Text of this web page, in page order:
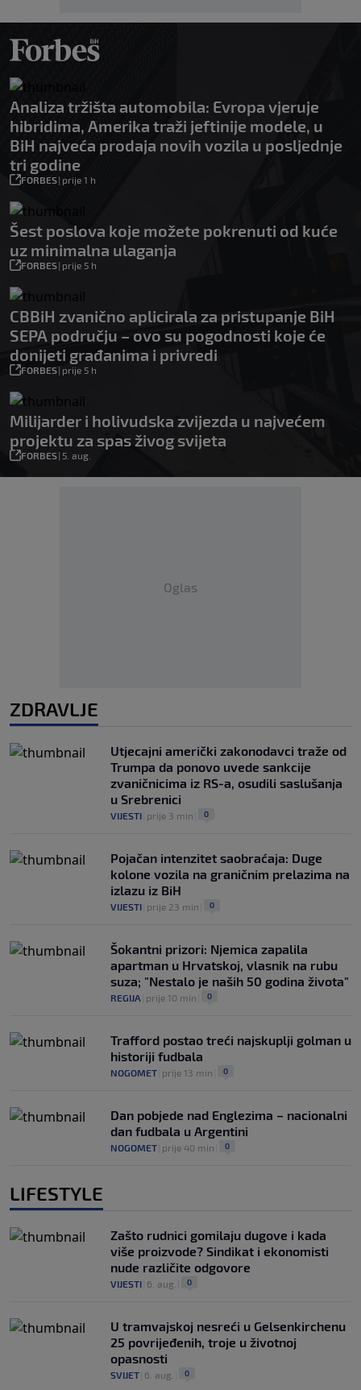
Analiza tržišta automobila: Evropa vjeruje
hibridima, Amerika traži jeftinije modele, u
BiH najveća prodaja novih vozila u posljednje
tri godine
FORBES| prije 1 h
Šest poslova koje možete pokrenuti od kuće
uz minimalna ulaganja
FORBES| prije 5 h
CBBiH zvanično aplicirala za pristupanje BiH
SEPA području – ovo su pogodnosti koje će
donijeti građanima i privredi
FORBES| prije 5 h
Milijarder i holivudska zvijezda u najvećem
projektu za spas živog svijeta
FORBES| 5. aug.
Oglas
ZDRAVLJE
Utjecajni američki zakonodavci traže od
Trumpa da ponovo uvede sankcije
zvaničnicima iz RS-a, osudili saslušanja
u Srebrenici
VIJESTI prije 3 min 0
Pojačan intenzitet saobraćaja: Duge
kolone vozila na graničnim prelazima na
izlazu iz BiH
VIJESTI prije 23 min 0
Šokantni prizori: Njemica zapalila
apartman u Hrvatskoj, vlasnik na rubu
suza; "Nestalo je naših 50 godina života"
REGIJA prije 10 min 0
Trafford postao treći najskuplji golman u
historiji fudbala
NOGOMET prije 13 min 0
Dan pobjede nad Englezima – nacionalni
dan fudbala u Argentini
NOGOMET prije 40 min 0
LIFESTYLE
Zašto rudnici gomilaju dugove i kada
više proizvode? Sindikat i ekonomisti
nude različite odgovore
VIJESTI 6. aug. 0
U tramvajskoj nesreći u Gelsenkirchenu
25 povrijeđenih, troje u životnoj
opasnosti
SVIJET 6. aug. 0